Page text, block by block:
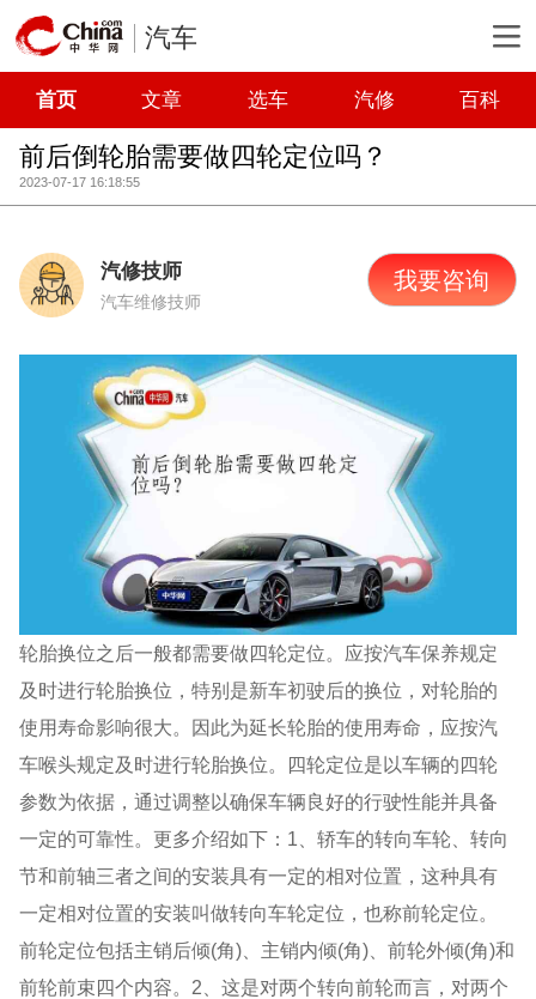
汽车
首页 文章 选车 汽修 百科
前后倒轮胎需要做四轮定位吗？
2023-07-17 16:18:55
汽修技师
汽车维修技师
我要咨询
轮胎换位之后一般都需要做四轮定位。应按汽车保养规定
及时进行轮胎换位，特别是新车初驶后的换位，对轮胎的
使用寿命影响很大。因此为延长轮胎的使用寿命，应按汽
车喉头规定及时进行轮胎换位。四轮定位是以车辆的四轮
参数为依据，通过调整以确保车辆良好的行驶性能并具备
一定的可靠性。更多介绍如下：1、轿车的转向车轮、转向
节和前轴三者之间的安装具有一定的相对位置，这种具有
一定相对位置的安装叫做转向车轮定位，也称前轮定位。
前轮定位包括主销后倾(角)、主销内倾(角)、前轮外倾(角)和
前轮前束四个内容。2、这是对两个转向前轮而言，对两个